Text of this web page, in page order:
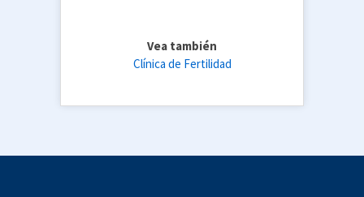
Vea también
Clínica de Fertilidad